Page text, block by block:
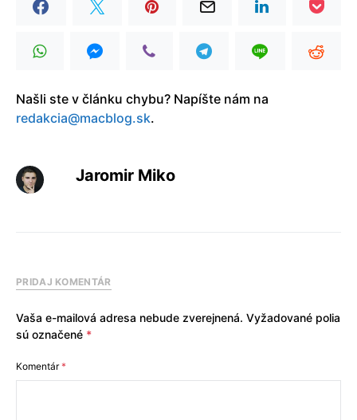
Našli ste v článku chybu? Napíšte nám na
redakcia@macblog.sk.
Jaromir Miko
PRIDAJ KOMENTÁR
Vaša e-mailová adresa nebude zverejnená. Vyžadované polia
sú označené *
Komentár*